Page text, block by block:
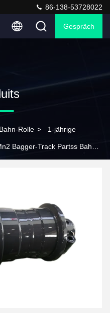
86-138-53728022
Gespräch
Rolle > 1-jährige
Bagger-Track Partss Bahn-